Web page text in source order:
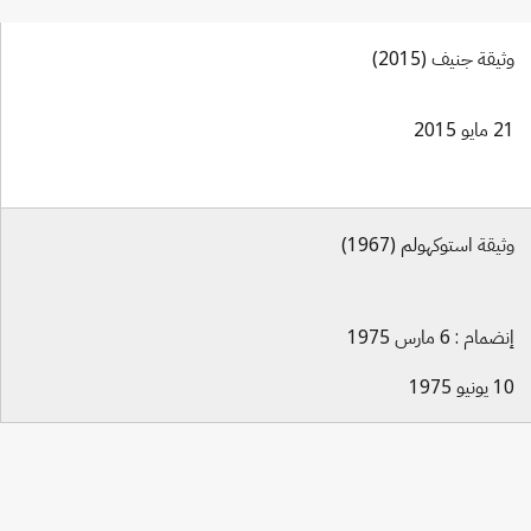
وثيقة جنيف (2015)
21 مايو 2015
وثيقة استوكهولم (1967)
إنضمام : 6 مارس 1975
10 يونيو 1975